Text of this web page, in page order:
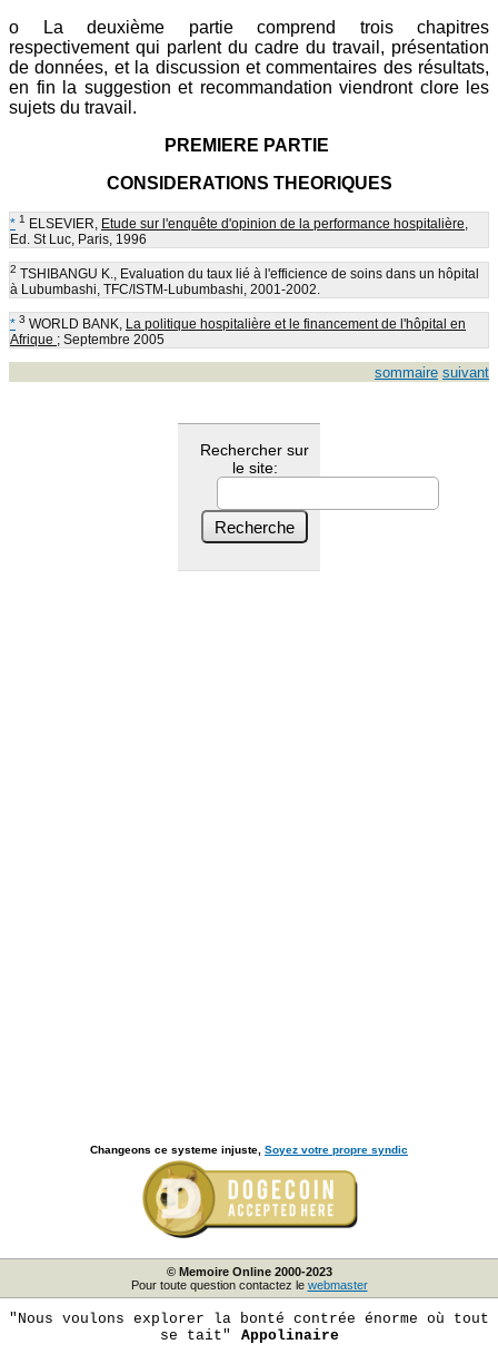
o La deuxième partie comprend trois chapitres
respectivement qui parlent du cadre du travail, présentation
de données, et la discussion et commentaires des résultats,
en fin la suggestion et recommandation viendront clore les
sujets du travail.
PREMIERE PARTIE
CONSIDERATIONS THEORIQUES
* 1 ELSEVIER, Etude sur l'enquête d'opinion de la performance hospitalière,
Ed. St Luc, Paris, 1996
2 TSHIBANGU K., Evaluation du taux lié à l'efficience de soins dans un hôpital
à Lubumbashi, TFC/ISTM-Lubumbashi, 2001-2002.
* 3 WORLD BANK, La politique hospitalière et le financement de l'hôpital en
Afrique ; Septembre 2005
sommaire suivant
Rechercher sur
le site:
Changeons ce systeme injuste, Soyez votre propre syndic
© Memoire Online 2000-2023
Pour toute question contactez le webmaster
"Nous voulons explorer la bonté contrée énorme où tout
se tait"
Appolinaire